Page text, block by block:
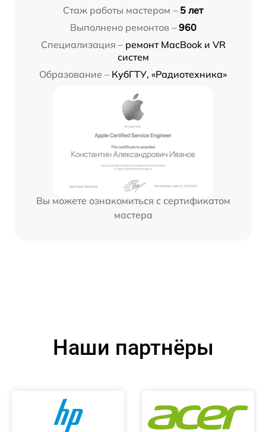
Стаж работы мастером – 5 лет
Выполнено ремонтов – 960
Специализация – ремонт MacBook и VR
систем
Образование – КубГТУ, «Радиотехника»
Вы можете ознакомиться с сертификатом
мастера
Наши партнёры